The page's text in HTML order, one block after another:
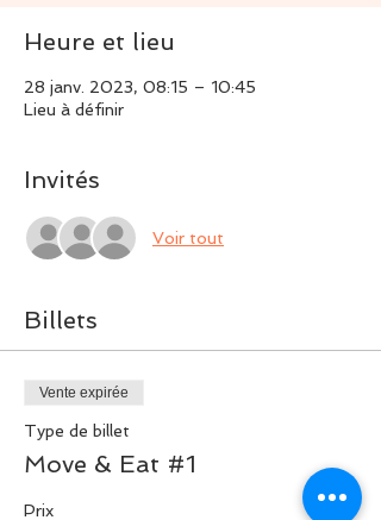
Heure et lieu
28 janv. 2023, 08:15 – 10:45
Lieu à définir
Invités
Voir tout
Billets
Vente expirée
Type de billet
Move & Eat #1
Prix